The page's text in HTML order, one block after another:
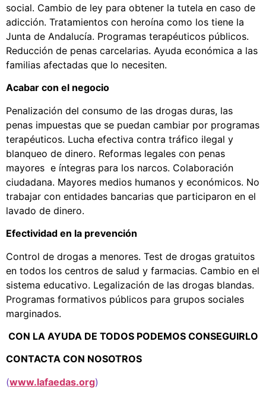
social. Cambio de ley para obtener la tutela en caso de
adicción. Tratamientos con heroína como los tiene la
Junta de Andalucía. Programas terapéuticos públicos.
Reducción de penas carcelarias. Ayuda económica a las
familias afectadas que lo necesiten.
Acabar con el negocio
Penalización del consumo de las drogas duras, las
penas impuestas que se puedan cambiar por programas
terapéuticos. Lucha efectiva contra tráfico ilegal y
blanqueo de dinero. Reformas legales con penas
mayores e íntegras para los narcos. Colaboración
ciudadana. Mayores medios humanos y económicos. No
trabajar con entidades bancarias que participaron en el
lavado de dinero.
Efectividad en la prevención
Control de drogas a menores. Test de drogas gratuitos
en todos los centros de salud y farmacias. Cambio en el
sistema educativo. Legalización de las drogas blandas.
Programas formativos públicos para grupos sociales
marginados.
CON LA AYUDA DE TODOS PODEMOS CONSEGUIRLO
CONTACTA CON NOSOTROS
(www.lafaedas.org)